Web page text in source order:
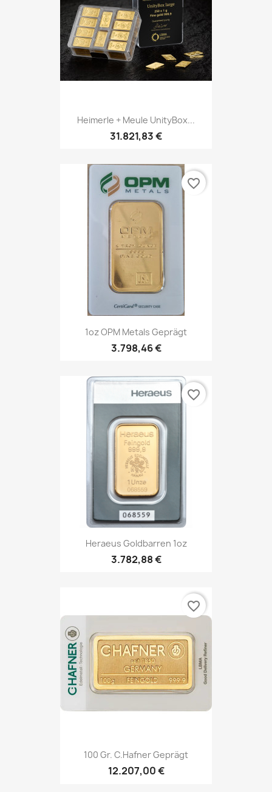
Heimerle + Meule UnityBox...
31.821,83 €
1oz OPM Metals Geprägt
3.798,46 €
favorite_border
Heraeus Goldbarren 1oz
3.782,88 €
favorite_border
100 Gr. C.Hafner Geprägt
12.207,00 €
favorite_border